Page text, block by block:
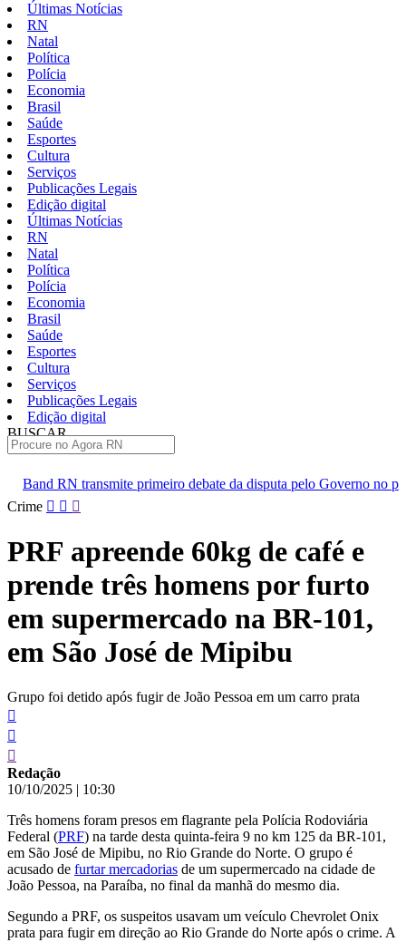
Últimas Notícias
RN
Natal
Política
Polícia
Economia
Brasil
Saúde
Esportes
Cultura
Serviços
Publicações Legais
Edição digital
Últimas Notícias
RN
Natal
Política
Polícia
Economia
Brasil
Saúde
Esportes
Cultura
Serviços
Publicações Legais
Edição digital
BUSCAR
debate da disputa pelo Governo no próximo domingo 9
Pular
conteúdo
Crime
PRF apreende 60kg de café e
prende três homens por furto
em supermercado na BR-101,
em São José de Mipibu
Grupo foi detido após fugir de João Pessoa em um carro prata
Redação
10/10/2025 | 10:30
Três homens foram presos em flagrante pela Polícia Rodoviária
Federal (PRF) na tarde desta quinta-feira 9 no km 125 da BR-101,
em São José de Mipibu, no Rio Grande do Norte. O grupo é
acusado de furtar mercadorias de um supermercado na cidade de
João Pessoa, na Paraíba, no final da manhã do mesmo dia.
Segundo a PRF, os suspeitos usavam um veículo Chevrolet Onix
prata para fugir em direção ao Rio Grande do Norte após o crime. A